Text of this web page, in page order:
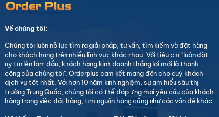
Về chúng tôi:
Chúng tôi luôn nỗ lực tìm ra giải pháp, tư vấn, tìm kiếm và đặt hàng
cho khách hàng trên nhiều lĩnh vực khác nhau. Với tiêu chí "luôn đặt
uy tín lên làm đầu, khách hàng kinh doanh thắng lợi mới là thành
công của chúng tôi". Orderplus cam kết mang đến cho quý khách
dịch vụ tốt nhất. Với hơn 10 năm kinh nghiệm, sự am hiểu sâu thị
trường Trung Quốc, chúng tôi có thể đáp ứng mọi yêu cầu của khách
hàng trong việc đặt hàng, tìm nguồn hàng cũng như các vấn đề khác.